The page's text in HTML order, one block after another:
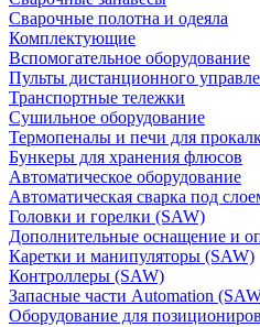
Сварочные полотна и одеяла
Комплектующие
Вспомогательное оборудование
Пульты дистанционного
Транспортные тележки
Сушильное оборудование
Термопеналы и печи для
Бункеры для хранения флюсов
Автоматическое оборудование
Автоматическая сварка под
Головки и горелки (SAW)
Дополнительные оснащение и
Каретки и манипуляторы (SAW)
Контроллеры (SAW)
Запасные части Automation
Оборудование для